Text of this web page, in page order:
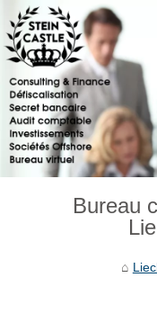
Bureau